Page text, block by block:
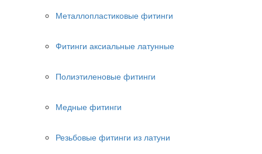
Металлопластиковые фитинги
Фитинги аксиальные латунные
Полиэтиленовые фитинги
Медные фитинги
Резьбовые фитинги из латуни